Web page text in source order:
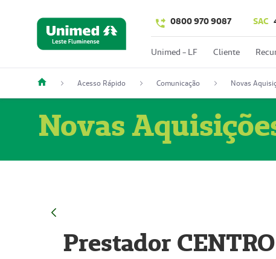
0800 970 9087 SAC
Unimed - LF Cliente
Acesso Rápido Comunicação Novas
Novas
Prestador